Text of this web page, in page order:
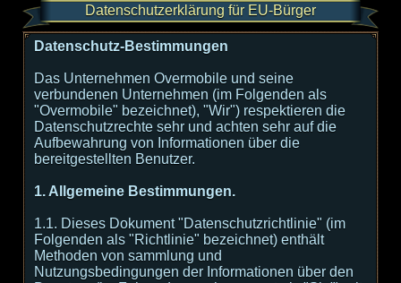
Datenschutzerklärung für EU-Bürger
Datenschutz-Bestimmungen
Das Unternehmen Overmobile und seine
verbundenen Unternehmen (im Folgenden als
"Overmobile" bezeichnet), "Wir") respektieren die
Datenschutzrechte sehr und achten sehr auf die
Aufbewahrung von Informationen über die
bereitgestellten Benutzer.
1. Allgemeine Bestimmungen.
1.1. Dieses Dokument "Datenschutzrichtlinie" (im
Folgenden als "Richtlinie" bezeichnet) enthält
Methoden von sammlung und
Nutzungsbedingungen der Informationen über den